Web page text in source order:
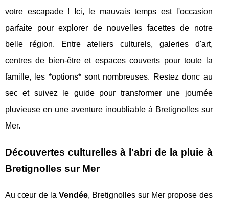
votre escapade ! Ici, le mauvais temps est l'occasion
parfaite pour explorer de nouvelles facettes de notre
belle région. Entre ateliers culturels, galeries d'art,
centres de bien-être et espaces couverts pour toute la
famille, les *options* sont nombreuses. Restez donc au
sec et suivez le guide pour transformer une journée
pluvieuse en une aventure inoubliable à Bretignolles sur
Mer.
Découvertes culturelles à l'abri de la pluie à
Bretignolles sur Mer
Au cœur de laVendée, Bretignolles sur Mer propose des